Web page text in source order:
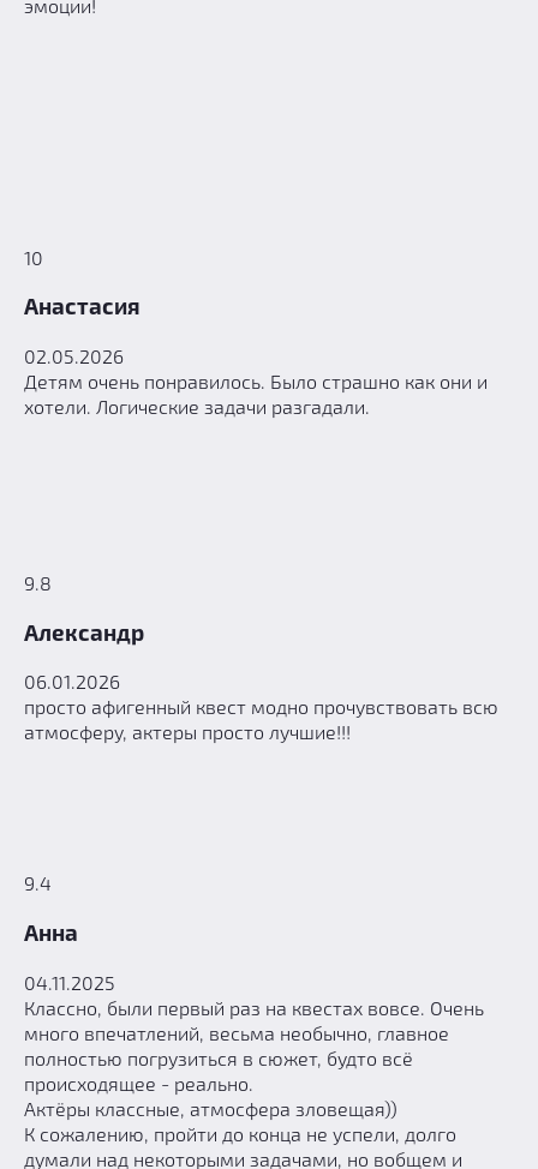
эмоции!
10
Анастасия
02.05.2026
Детям очень понравилось. Было страшно как они и
хотели. Логические задачи разгадали.
9.8
Александр
06.01.2026
просто афигенный квест модно прочувствовать всю
атмосферу, актеры просто лучшие!!!
9.4
Анна
04.11.2025
Классно, были первый раз на квестах вовсе. Очень
много впечатлений, весьма необычно, главное
полностью погрузиться в сюжет, будто всё
происходящее - реально.
Актёры классные, атмосфера зловещая))
К сожалению, пройти до конца не успели, долго
думали над некоторыми задачами, но вобщем и